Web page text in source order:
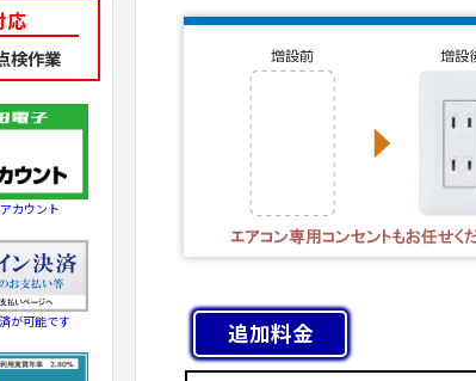
応
検作業
カウント
が可能です